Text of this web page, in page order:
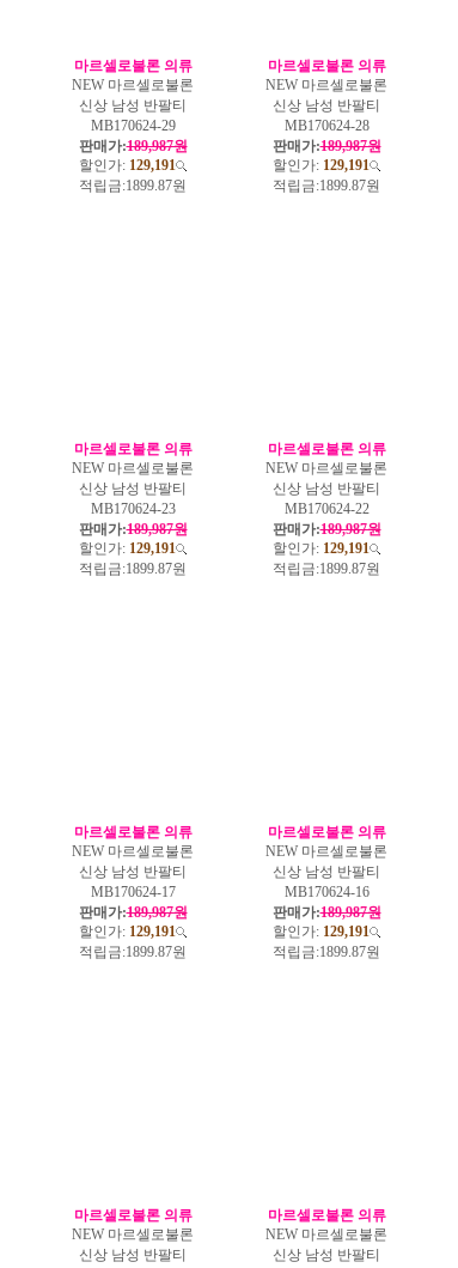
마르셀로불론 의류
NEW 마르셀로불론
신상 남성 반팔티
MB170624-29
판매가:189,987원
할인가: 129,191
적립금:1899.87원
마르셀로불론 의류
NEW 마르셀로불론
신상 남성 반팔티
MB170624-28
판매가:189,987원
할인가: 129,191
적립금:1899.87원
마르셀로불론 의류
NEW 마르셀로불론
신상 남성 반팔티
MB170624-23
판매가:189,987원
할인가: 129,191
적립금:1899.87원
마르셀로불론 의류
NEW 마르셀로불론
신상 남성 반팔티
MB170624-22
판매가:189,987원
할인가: 129,191
적립금:1899.87원
마르셀로불론 의류
NEW 마르셀로불론
신상 남성 반팔티
MB170624-17
판매가:189,987원
할인가: 129,191
적립금:1899.87원
마르셀로불론 의류
NEW 마르셀로불론
신상 남성 반팔티
MB170624-16
판매가:189,987원
할인가: 129,191
적립금:1899.87원
마르셀로불론 의류
NEW 마르셀로불론
신상 남성 반팔티
마르셀로불론 의류
NEW 마르셀로불론
신상 남성 반팔티